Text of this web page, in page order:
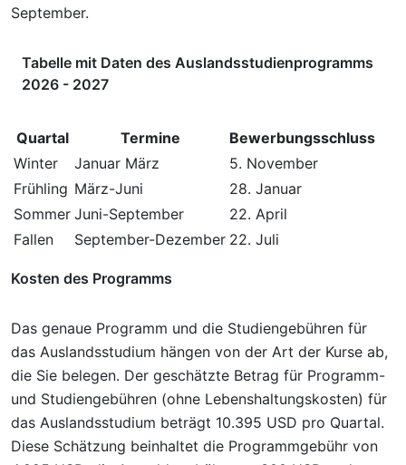
September.
Tabelle mit Daten des Auslandsstudienprogramms
2026 - 2027
Quartal Termine
Bewerbungsschluss
Winter
Januar März
5. November
Frühling März-Juni
28. Januar
Sommer Juni-September
22. April
Fallen
September-Dezember 22. Juli
Kosten des Programms
Das genaue Programm und die Studiengebühren für
das Auslandsstudium hängen von der Art der Kurse ab,
die Sie belegen. Der geschätzte Betrag für Programm-
und Studiengebühren (ohne Lebenshaltungskosten) für
das Auslandsstudium beträgt 10.395 USD pro Quartal.
Diese Schätzung beinhaltet die Programmgebühr von